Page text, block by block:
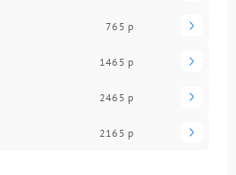
765 р
1465 р
2465 р
2165 р